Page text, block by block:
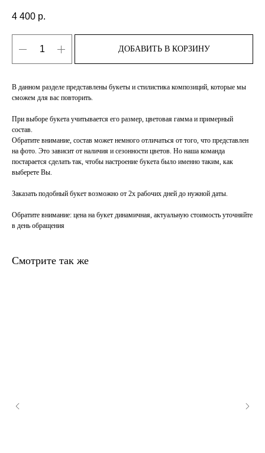
4 400 р.
ДОБАВИТЬ В КОРЗИНУ
В данном разделе представлены букеты и стилистика композиций, которые мы
сможем для вас повторить.
При выборе букета учитывается его размер, цветовая гамма и примерный
состав.
Обратите внимание, состав может немного отличаться от того, что представлен
на фото. Это зависит от наличия и сезонности цветов. Но наша команда
постарается сделать так, чтобы настроение букета было именно таким, как
выберете Вы.
Заказать подобный букет возможно от 2х рабочих дней до нужной даты.
Обратите внимание: цена на букет динамичная, актуальную стоимость уточняйте
в день обращения
Смотрите так же